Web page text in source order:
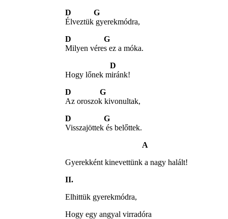
D G
Élveztük gyerekmódra,
D G
Milyen véres ez a móka.
D
Hogy lőnek miránk!
D G
Az oroszok kivonultak,
D G
Visszajöttek és belőttek.
A
Gyerekként kinevettünk a nagy halált!
II.
Elhittük gyerekmódra,
Hogy egy angyal virradóra